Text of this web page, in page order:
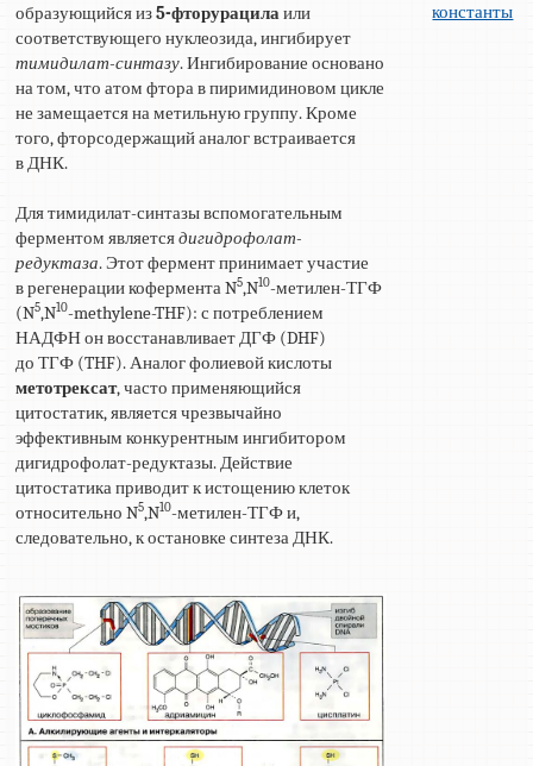
образующийся из5-фторурацилаили
соответствующего нуклеозида, ингибирует
тимидилат-синтазу. Ингибирование основано
на том, что атом фтора в пиримидиновом цикле
не замещается на метильную группу. Кроме
того, фторсодержащий аналог встраивается
в ДНК.
Для тимидилат-синтазы вспомогательным
ферментом являетсядигидрофолат-
редуктаза. Этот фермент принимает участие
в регенерации кофермента N5,N10-метилен-ТГФ
(N5,N10-methylene-THF): с потреблением
НАДФН он восстанавливает ДГФ (DHF)
до ТГФ (THF). Аналог фолиевой кислоты
метотрексат, часто применяющийся
цитостатик, является чрезвычайно
эффективным конкурентным ингибитором
дигидрофолат-редуктазы. Действие
цитостатика приводит к истощению клеток
относительно N5,N10-метилен-ТГФ и,
следовательно, к остановке синтеза ДНК.
константы